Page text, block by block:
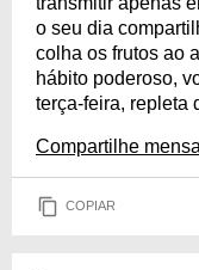
o seu dia
colha os frutos ao
hábito poderoso,
terça-feira, repleta
Compartilhe
COPIAR